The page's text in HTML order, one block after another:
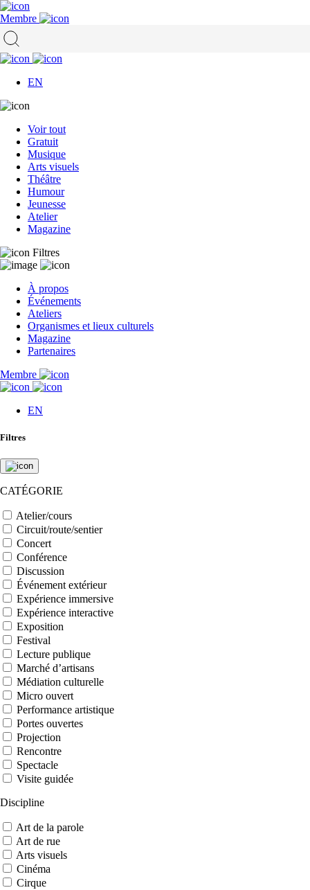
Membre
EN
Voir tout
Gratuit
Musique
Arts visuels
Théâtre
Humour
Jeunesse
Atelier
Magazine
Filtres
À propos
Événements
Ateliers
Organismes et lieux culturels
Magazine
Partenaires
Membre
EN
Filtres
CATÉGORIE
Atelier/cours
Circuit/route/sentier
Concert
Conférence
Discussion
Événement extérieur
Expérience immersive
Expérience interactive
Exposition
Festival
Lecture publique
Marché d’artisans
Médiation culturelle
Micro ouvert
Performance artistique
Portes ouvertes
Projection
Rencontre
Spectacle
Visite guidée
Discipline
Art de la parole
Art de rue
Arts visuels
Cinéma
Cirque